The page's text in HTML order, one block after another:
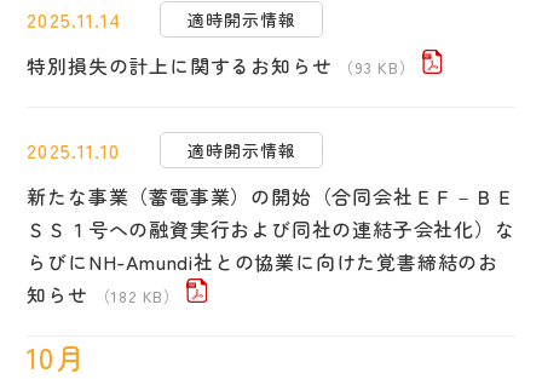
2025.11.14 適時開示情報
特別損失の計上に関するお知らせ （93 KB）
2025.11.10 適時開示情報
新たな事業（蓄電事業）の開始（合同会社ＥＦ－ＢＥ
ＳＳ１号への融資実行および同社の連結子会社化）な
らびにNH-Amundi社との協業に向けた覚書締結のお
知らせ
（182 KB）
10月